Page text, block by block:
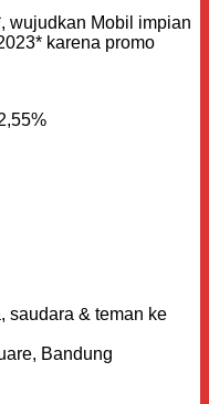
wujudkan Mobil impian
karena promo
saudara & teman ke
Bandung